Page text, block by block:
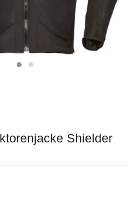
Shielder